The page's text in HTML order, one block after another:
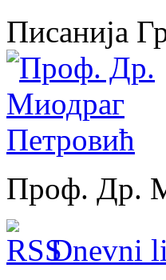
Писанија
Проф. Др.
Dnevni